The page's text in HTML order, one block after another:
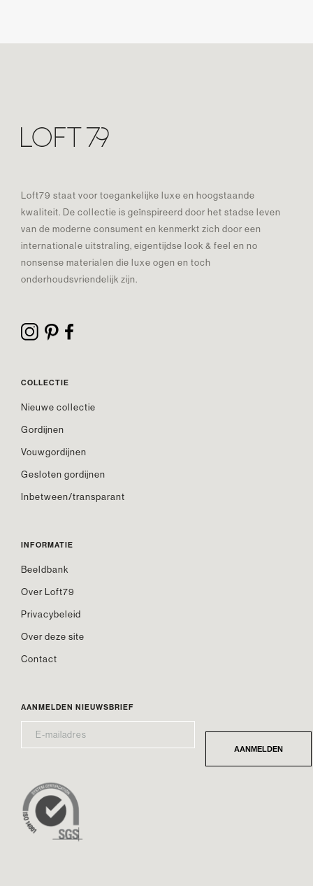
Loft79 staat voor toegankelijke luxe en hoogstaande
kwaliteit. De collectie is geïnspireerd door het stadse leven
van de moderne consument en kenmerkt zich door een
internationale uitstraling, eigentijdse look & feel en no
nonsense materialen die luxe ogen en toch
onderhoudsvriendelijk zijn.
COLLECTIE
Nieuwe collectie
Gordijnen
Vouwgordijnen
Gesloten gordijnen
Inbetween/transparant
INFORMATIE
Beeldbank
Over Loft79
Privacybeleid
Over deze site
Contact
AANMELDEN NIEUWSBRIEF
MAILADRES* AANMELDEN